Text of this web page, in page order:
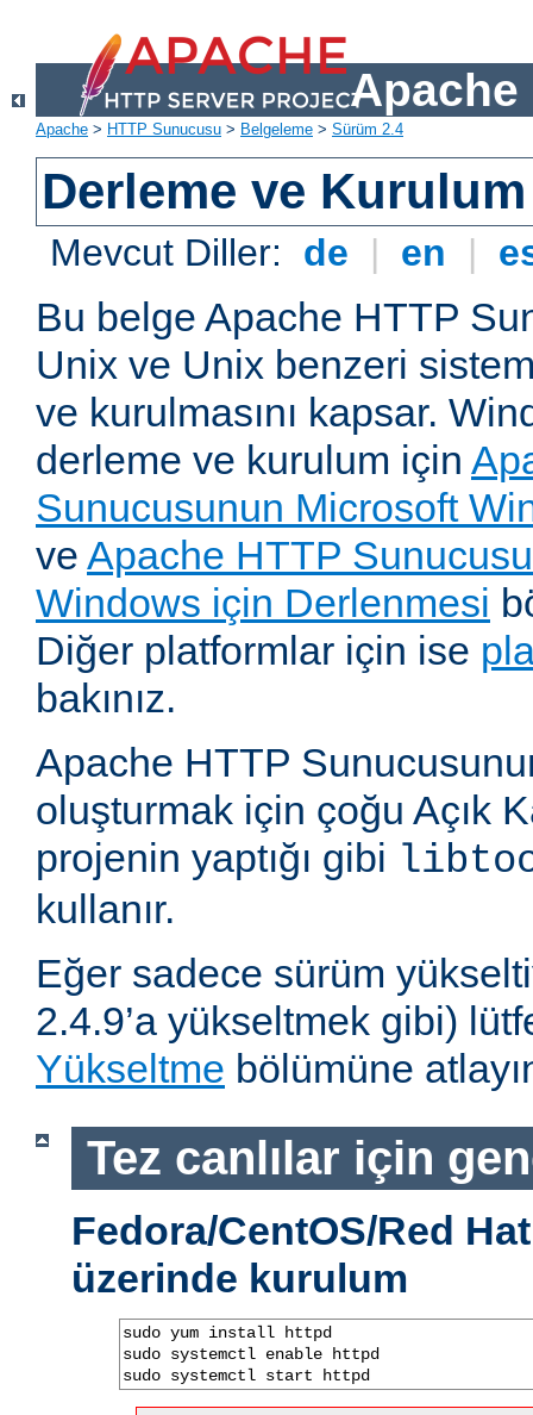
Apache
Apache > HTTP Sunucusu > Belgeleme > Sürüm 2.4
Derleme ve Kurulum
Mevcut Diller: de | en |
Bu belge Apache HTTP
Unix ve Unix benzeri
ve kurulmasını kapsar.
derleme ve kurulum için
Sunucusunun Microsoft
ve Apache HTTP
Windows için Derlenmesi
Diğer platformlar için ise
bakınız.
Apache HTTP
oluşturmak için çoğu Açık
projenin yaptığı gibi
kullanır.
Eğer sadece sürüm
2.4.9’a yükseltmek gibi)
Yükseltme bölümüne
Tez canlılar için
Fedora/CentOS/Red
üzerinde kurulum
sudo yum install httpd
sudo systemctl enable httpd
sudo systemctl start httpd